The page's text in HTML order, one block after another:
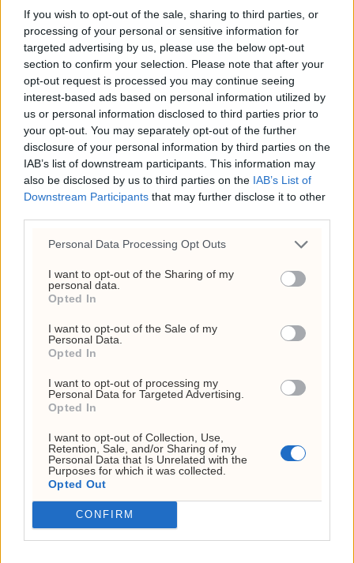
If you wish to opt-out of the sale, sharing to third parties, or
processing of your personal or sensitive information for
targeted advertising by us, please use the below opt-out
section to confirm your selection. Please note that after your
opt-out request is processed you may continue seeing
interest-based ads based on personal information utilized by
us or personal information disclosed to third parties prior to
your opt-out. You may separately opt-out of the further
disclosure of your personal information by third parties on the
IAB’s list of downstream participants. This information may
also be disclosed by us to third parties on the IAB’s List of
Downstream Participants that may further disclose it to other
Personal Data Processing Opt Outs
I want to opt-out of the Sharing of my
personal data.
Opted In
I want to opt-out of the Sale of my
Personal Data.
Opted In
I want to opt-out of processing my
Personal Data for Targeted Advertising.
Opted In
I want to opt-out of Collection, Use,
Retention, Sale, and/or Sharing of my
Personal Data that Is Unrelated with the
Purposes for which it was collected.
Opted Out
CONFIRM
Ceuta-krisen: 60.000
migranter presser Spanias
grense og setter Sánchez
under press
31. juli 2026 - 18:08
Frp-topp fikk kvart million
fra First House for
«Trump-VM»-podkast –
Rødts Mímir Kristjánsson
raser
22. juli 2026 - 09:00
«Vestens fakkel» reises
ved Musks Starbase